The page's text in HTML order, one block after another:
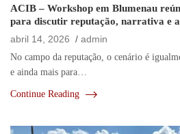
ACIB – Workshop em Blumenau
para discutir reputação, narrativa e
abril 14, 2026
admin
No campo da reputação, o cenário é
e ainda mais para…
Continue Reading